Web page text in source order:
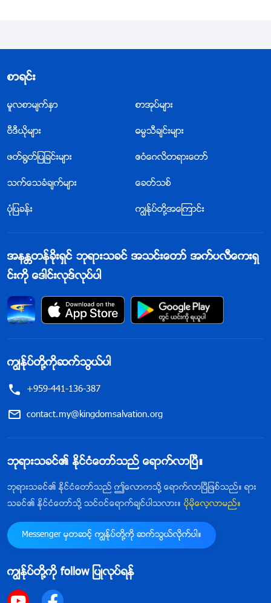
င့္ ဘုရားသခင္ႏွင့္ ဆက္ဆံေရးကို ျဖတ္ေတာက္ျခင္း ျဖစ္လိ
မ့္မည္။ ဤအရာ၏ သြယ္ဝိုက္ ၫႊန္းဆိုခ်က္မွာ— “ကြၽန္ုပ္သ
ည္ ကိုယ္ေတာ့္ေနာက္ကို လိုက္ေတာ့မည္ မဟုတ္၊ သို႔ေသာ္
လည္း စာတန္ေနာက္ကိုကား လိုက္ေနသည္။ စာတန္ကို ကြၽ
န္ုပ္ခ်စ္ၿပီး သူ႔ကို အေစခံလိုသည္၊ စာတန္ေနာက္သို႔ ကြၽန္ုပ္
လိုက္လိုၿပီး သူကြၽန္ုပ္ကို မည္သို႔ ဆက္ဆံပါေစ၊ မည္သို႔ဖ်က္
ဆီးပါေစ၊ မည္သို႔နင္းေျခၿပီး မည္သို႔ေဖာက္ျပန္ပ်က္စီးေအာ
င္ လုပ္ပါေစ ေပ်ာ္ေပ်ာ္ႀကီး ကြၽန္ုပ္ခံမည္။ ကိုယ္ေတာ့္အေနျ
ဖင့္ မည္မွ်ေျဖာင့္မတ္ၿပီး မည္မွ် သန႔္ရွင္းပါေစ ကိုယ္ေတာ့္ေ
နာက္သို႔ ကြၽန္ုပ္မလိုက္လိုေတာ့ပါ။ ကိုယ္ေတာ္သည္ ဘုရား
သခင္ျဖစ္ေသာ္ျငားလည္း ကိုယ္ေတာ့္ေနာက္ကို ကြၽန္ုပ္မလို
က္ခ်င္ေတာ့ပါ” ဟူ၍ျဖစ္သည္။ ၿပီးလွ်င္ ၎တို႔က ၎တို႔ႏွင့္
မည္သို႔မွ် မသက္ဆိုင္သည့္သူတစ္ဦး၊ ဘုရားသခင္ႏွင့္ ရန္
သူျဖစ္သူတစ္ဦး၊ သို႔မဟုတ္ ဆိုးယုတ္ေသာ ဝိညာဥ္ပင္ ျဖစ္
သည့္သူတစ္ဦးေနာက္ကို လိုက္ရင္း ထိုအတိုင္းပင္ ထြက္
သြားၾကသည္။ ဘုရားသခင္က ထိုလူစားမ်ိဳးကို လိုခ်င္ဆဲျဖစ္
မည္ေလာ။ ၎တို႔ကို ဘုရားသခင္ပစ္ပယ္ျခင္းသည္ အက်ိဳး
သင့္အေၾကာင္းသင့္ ျဖစ္မည္ေလာ။ လုံးလုံးပင္ အက်ိဳးသင့္
ည္ဟု ယုံလြယ္ေသာဘုရားသခင္ ျဖစ္ေၾကာင္း၊ သူသည္
သန႔္ရွင္းေၾကာင္းကို ပကတိအသိဉာဏ္မွေန၍ လူမ်ား
အားလုံး သိၾကေသာ္လည္း ဤအရာေနာက္ကြယ္တြင္ အမွန္
တကယ္ရွိေနသည့္အရာ၏ တကယ့္အေျခအေနကို သင္နား
လည္သေလာ။ ဤေနရာတြင္ ငါေျပာေနသည့္အရာက မမွန္
ကန္သေလာ။ (မွန္ကန္ပါသည္။) မွန္ကန္သည္ဆိုလွ်င္ ထိုပု
ဂၢိဳလ္ကို ဘုရားသခင္စြန႔္လႊတ္ျခင္းက သူ႔အေနျဖင့္ ရက္စက္
ရာက်သည္ဟု ယူမွတ္၍ ရမည္ေလာ။ ဘုရားသခင္က အေျ
စာရင္း
မူလစာမ်က္ႏွာ စာအုပ္မ်ား
ဗီဒီယိုမ်ား ဓမၼသီခ်င္းမ်ား
ဖတ္႐ြတ္ျပျခင္းမ်ား ဧဝံေဂလိတရားေတာ္
သက္ေသခံခ်က္မ်ား ေခတ္သစ္
ပုံျပခန္း ကြၽန္ုပ္တို႔အေၾကာင္း
အနႏၲတန္ခိုးရွင္ ဘုရားသခင္ အသင္းေတာ္ အက္ပလီေကးရွ
င္းကို ေဒါင္းလုဒ္လုပ္ပါ
ကြၽန္ုပ္တို႔ကိုဆက္သြယ္ပါ
+959-441-136-387
contact.my@kingdomsalvation.org
ဘုရားသခင္၏ ႏိုင္ငံေတာ္သည္ ေရာက္လာၿပီ။
ဘုရားသခင္၏ ႏိုင္ငံေတာ္သည္ ဤေလာကသို႔ ေရာက္လာၿပီျဖစ္သည္။ ရား
သခင္၏ ႏိုင္ငံေတာ္သို႔ သင္ဝင္ေရာက္ခ်င္ပါသလား။ ပိုမိုေလ့လာမည္။
Messenger မွတဆင့္ ကြၽန္ုပ္တို႔ကို ဆက္သြယ္လိုက္ပါ။
ကြၽန္ုပ္တို႔ကို follow ျပဳလုပ္ရန္